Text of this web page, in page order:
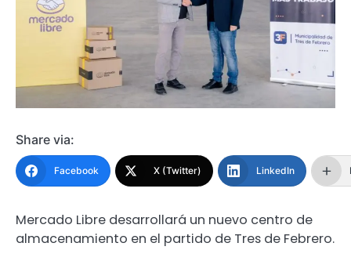
Share via:
Facebook X (Twitter) LinkedIn
Mercado Libre desarrollará un nuevo centro de
almacenamiento en el partido de Tres de Febrero.